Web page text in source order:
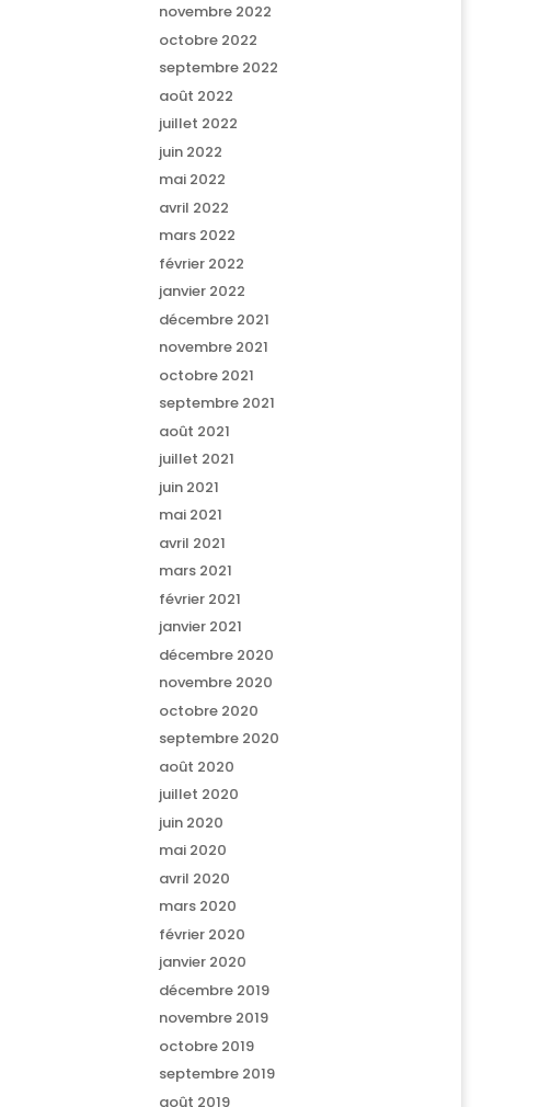
novembre 2022
octobre 2022
septembre 2022
août 2022
juillet 2022
juin 2022
mai 2022
avril 2022
mars 2022
février 2022
janvier 2022
décembre 2021
novembre 2021
octobre 2021
septembre 2021
août 2021
juillet 2021
juin 2021
mai 2021
avril 2021
mars 2021
février 2021
janvier 2021
décembre 2020
novembre 2020
octobre 2020
septembre 2020
août 2020
juillet 2020
juin 2020
mai 2020
avril 2020
mars 2020
février 2020
janvier 2020
décembre 2019
novembre 2019
octobre 2019
septembre 2019
août 2019